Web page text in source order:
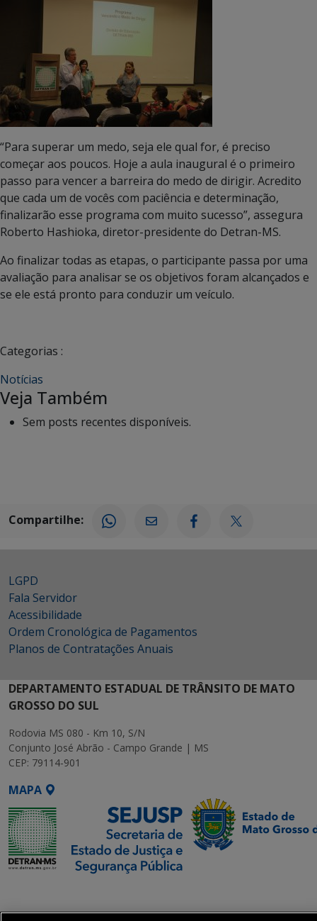
“Para superar um medo, seja ele qual for, é preciso
começar aos poucos. Hoje a aula inaugural é o primeiro
passo para vencer a barreira do medo de dirigir. Acredito
que cada um de vocês com paciência e determinação,
finalizarão esse programa com muito sucesso”, assegura
Roberto Hashioka, diretor-presidente do Detran-MS.
Ao finalizar todas as etapas, o participante passa por uma
avaliação para analisar se os objetivos foram alcançados e
se ele está pronto para conduzir um veículo.
Categorias :
Notícias
Veja Também
Sem posts recentes disponíveis.
Compartilhe:
LGPD
Fala Servidor
Acessibilidade
Ordem Cronológica de Pagamentos
Planos de Contratações Anuais
DEPARTAMENTO ESTADUAL DE TRÂNSITO DE MATO
GROSSO DO SUL
Rodovia MS 080 - Km 10, S/N
Conjunto José Abrão - Campo Grande | MS
CEP: 79114-901
MAPA
Executiva de